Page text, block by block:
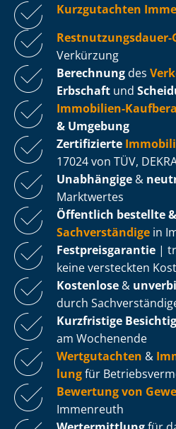
Kurzgutachten
Verkürzung
Berechnung des
Erbschaft und
Immobilien-
& Umgebung
Zertifizierte
17024 von TÜV,
Unabhängige &
Marktwertes
Öffentlich bestellte
Sachverständige in
Fest­preis­ga­ran­tie |
keine versteckten
Kostenlose &
durch
Kurzfristige
am Wochenende
Wertgutachten &
lungfür
Bewertung von
Immenreuth